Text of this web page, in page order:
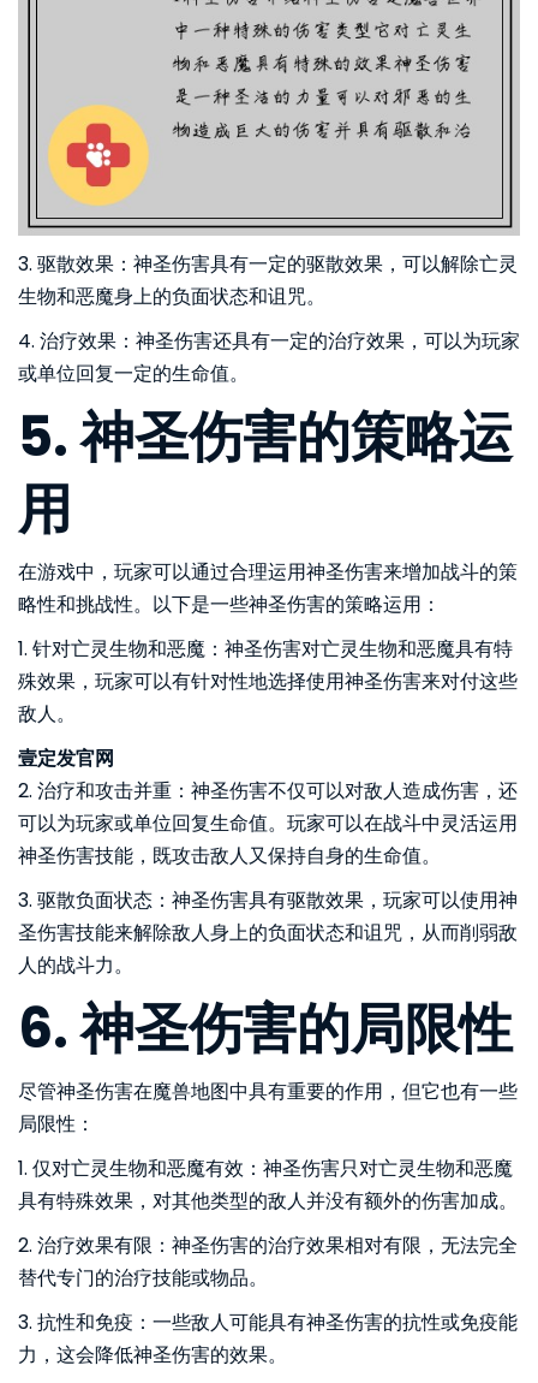
3. 驱散效果：神圣伤害具有一定的驱散效果，可以解除亡灵
生物和恶魔身上的负面状态和诅咒。
4. 治疗效果：神圣伤害还具有一定的治疗效果，可以为玩家
或单位回复一定的生命值。
5. 神圣伤害的策略运
用
在游戏中，玩家可以通过合理运用神圣伤害来增加战斗的策
略性和挑战性。以下是一些神圣伤害的策略运用：
1. 针对亡灵生物和恶魔：神圣伤害对亡灵生物和恶魔具有特
殊效果，玩家可以有针对性地选择使用神圣伤害来对付这些
敌人。
壹定发官网
2. 治疗和攻击并重：神圣伤害不仅可以对敌人造成伤害，还
可以为玩家或单位回复生命值。玩家可以在战斗中灵活运用
神圣伤害技能，既攻击敌人又保持自身的生命值。
3. 驱散负面状态：神圣伤害具有驱散效果，玩家可以使用神
圣伤害技能来解除敌人身上的负面状态和诅咒，从而削弱敌
人的战斗力。
6. 神圣伤害的局限性
尽管神圣伤害在魔兽地图中具有重要的作用，但它也有一些
局限性：
1. 仅对亡灵生物和恶魔有效：神圣伤害只对亡灵生物和恶魔
具有特殊效果，对其他类型的敌人并没有额外的伤害加成。
2. 治疗效果有限：神圣伤害的治疗效果相对有限，无法完全
替代专门的治疗技能或物品。
3. 抗性和免疫：一些敌人可能具有神圣伤害的抗性或免疫能
力，这会降低神圣伤害的效果。